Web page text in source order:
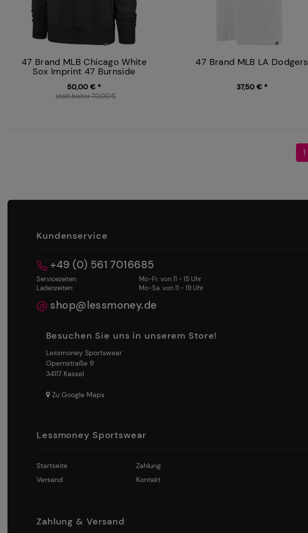
47 Brand MLB Chicago White
Sox Imprint 47 Burnside
50,00 € *
statt bisher 70,00 €
47 Brand MLB LA Dodgers
37,50 € *
1
Kundenservice
+49 (0) 561 7016685
Servicezeiten:
Mo-Fr. von 11 - 15 Uhr
Ladenzeiten:
Mo-Sa. von 11 - 19 Uhr
shop@lessmoney.de
Besuchen Sie uns in unserem Store!
Lessmoney Sportswear
Opernstraße 9
34117 Kassel
Zu Google Maps
Lessmoney Sportswear
Startseite
Versand
Zahlung
Kontakt
Zahlung & Versand